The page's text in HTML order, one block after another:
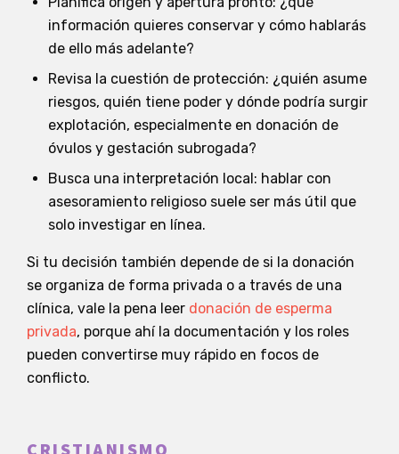
información quieres conservar y cómo hablarás
de ello más adelante?
Revisa la cuestión de protección: ¿quién asume
riesgos, quién tiene poder y dónde podría surgir
explotación, especialmente en donación de
óvulos y gestación subrogada?
Busca una interpretación local: hablar con
asesoramiento religioso suele ser más útil que
solo investigar en línea.
Si tu decisión también depende de si la donación
se organiza de forma privada o a través de una
clínica, vale la pena leer donación de esperma
privada, porque ahí la documentación y los roles
pueden convertirse muy rápido en focos de
conflicto.